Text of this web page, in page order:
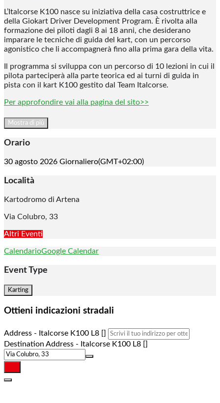
L’Italcorse K100 nasce su iniziativa della casa costruttrice e
della Giokart Driver Development Program. È rivolta alla
formazione dei piloti dagli 8 ai 18 anni, che desiderano
imparare le tecniche di guida del kart, con un percorso
agonistico che li accompagnerà fino alla prima gara della vita.
Il programma si sviluppa con un percorso di 10 lezioni in cui il
pilota parteciperà alla parte teorica ed ai turni di guida in
pista con il kart K100 gestito dal Team Italcorse.
Per approfondire vai alla pagina del sito>>
Mostra di più
Orario
30 agosto 2026 Giornaliero(GMT+02:00)
Località
Kartodromo di Artena
Via Colubro, 33
Altri Eventi
CalendarioGoogle Calendar
Event Type
Karting
Ottieni indicazioni stradali
Address - Italcorse K100 L8 []
Destination Address - Italcorse K100 L8 []